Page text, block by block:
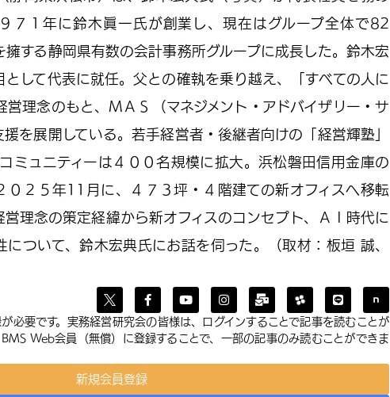
７１年に鈴木眞一氏が創業し、現在はグループ全体で82
する静岡県有数の会計事務所グループに成長した。鈴木宏
して代表に就任。父との確執を乗り越え、「すべての人に
営理念のもと、ＭＡＳ（マネジメント・アドバイザリー・サ
を展開している。若手経営者・後継者向けの「経営輝塾」
ミュニティーは４００名規模に拡大。浜松磐田信用金庫の
０２５年11月に、４７３坪・４階建ての新オフィスへ移転
営理念の策定経緯から新オフィスのコンセプト、ＡＩ時代に
について、鈴木宏典氏にお話を伺った。（取材：板垣 誠、
必要です。実務経営研究会の皆様は、ログインすることで記事を読むことが
Web会員（無償）に登録することで、一部の記事のみ読むことができま
新規会員登録